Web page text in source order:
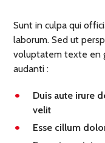
Sunt in culpa qui
laborum. Sed ut
voluptatem texte en
audanti :
Duis aute irure
velit
Esse cillum